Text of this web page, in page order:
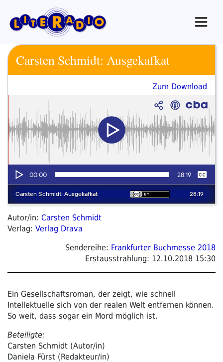
Inhalt
springen
Carsten Schmidt: Ausgekafkat
Zum Download
Autor/in: Carsten Schmidt
Verlag: Verlag Drava
Sendereihe: Frankfurter Buchmesse 2018
Erstausstrahlung: 12.10.2018 15:30
Ein Gesellschaftsroman, der zeigt, wie schnell
Intellektuelle sich von der realen Welt entfernen können.
So weit, dass sogar ein Mord möglich ist.
Beteiligte:
Carsten Schmidt (Autor/in)
Daniela Fürst (Redakteur/in)